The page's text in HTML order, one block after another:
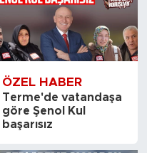
ÖZEL HABER
Terme'de vatandaşa
göre Şenol Kul
başarısız